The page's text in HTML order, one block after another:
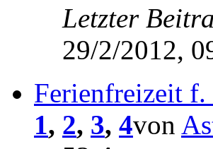
Letzter
29/2/2012,
Ferienfreizeit
1, 2, 3, 4von